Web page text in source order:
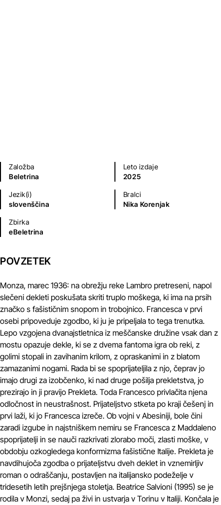
Založba
Beletrina
Leto izdaje
2025
Jezik(i)
slovenščina
Bralci
Nika Korenjak
Zbirka
eBeletrina
POVZETEK
Monza, marec 1936: na obrežju reke Lambro pretreseni, napol
slečeni dekleti poskušata skriti truplo moškega, ki ima na prsih
značko s fašističnim snopom in trobojnico. Francesca v prvi
osebi pripoveduje zgodbo, ki ju je pripeljala to tega trenutka.
Lepo vzgojena dvanajstletnica iz meščanske družine vsak dan z
mostu opazuje dekle, ki se z dvema fantoma igra ob reki, z
golimi stopali in zavihanim krilom, z opraskanimi in z blatom
zamazanimi nogami. Rada bi se spoprijateljila z njo, čeprav jo
imajo drugi za izobčenko, ki nad druge pošilja prekletstva, jo
prezirajo in ji pravijo Prekleta. Toda Francesco privlačita njena
odločnost in neustrašnost. Prijateljstvo stketa po kraji češenj in
prvi laži, ki jo Francesca izreče. Ob vojni v Abesiniji, bole čini
zaradi izgube in najstniškem nemiru se Francesca z Maddaleno
spoprijatelji in se nauči razkrivati zlorabo moči, zlasti moške, v
obdobju ozkogledega konformizma fašistične Italije. Prekleta je
navdihujoča zgodba o prijateljstvu dveh deklet in vznemirljiv
roman o odraščanju, postavljen na italijansko podeželje v
tridesetih letih prejšnjega stoletja. Beatrice Salvioni (1995) se je
rodila v Monzi, sedaj pa živi in ustvarja v Torinu v Italiji. Končala je